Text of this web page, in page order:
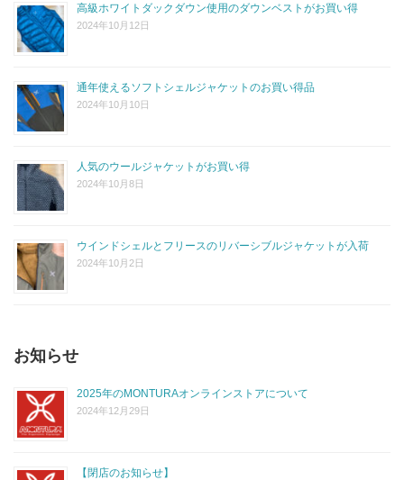
高級ホワイトダックダウン使用のダウンベストがお買い得
2024年10月12日
通年使えるソフトシェルジャケットのお買い得品
2024年10月10日
人気のウールジャケットがお買い得
2024年10月8日
ウインドシェルとフリースのリバーシブルジャケットが入荷
2024年10月2日
お知らせ
2025年のMONTURAオンラインストアについて
2024年12月29日
【閉店のお知らせ】